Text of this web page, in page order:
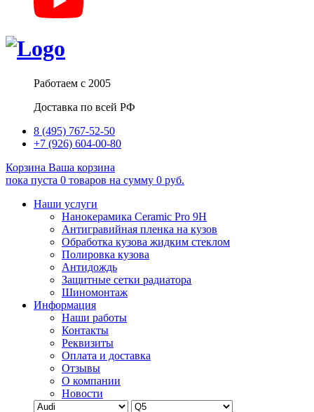
Работаем с 2005
Доставка по всей РФ
8 (495) 767-52-50
+7 (926) 604-00-80
Корзина Ваша корзина
пока пуста 0 товаров на сумму 0 руб.
Наши услуги
Нанокерамика Ceramic Pro 9H
Антигравийная пленка на кузов
Обработка кузова жидким стеклом
Полировка кузова
Антидождь
Защитные сетки радиатора
Шиномонтаж
Информация
Наши работы
Контакты
Реквизиты
Оплата и доставка
Отзывы
О компании
Новости